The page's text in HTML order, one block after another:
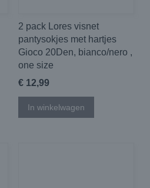
2 pack Lores visnet
pantysokjes met hartjes
Gioco 20Den, bianco/nero ,
one size
€ 12,99
In winkelwagen